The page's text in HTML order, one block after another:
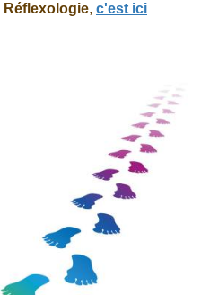
Réflexologie, c'est ici